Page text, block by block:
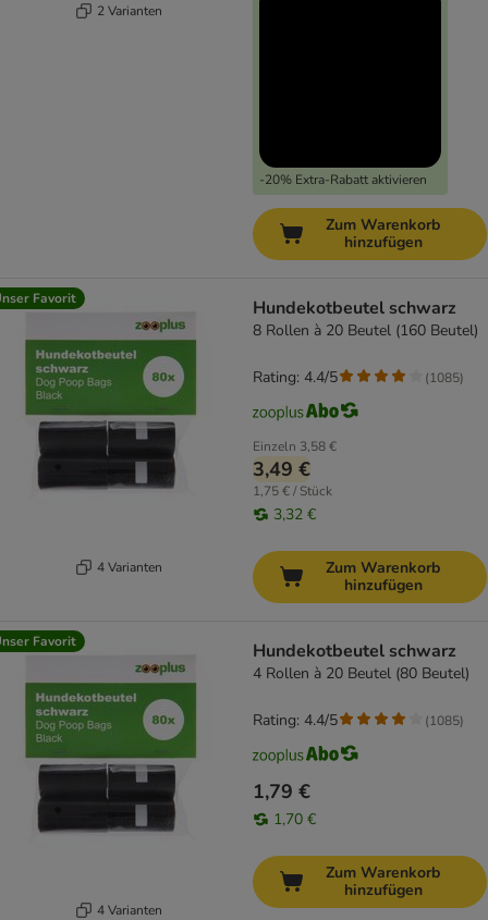
2 Varianten
-20% Extra-Rabatt aktivieren
Zum Warenkorb
hinzufügen
Favorit
4 Varianten
Hundekotbeutel schwarz
8 Rollen à 20 Beutel (160 Beutel)
Einzeln 3,58 €
3,49 €
1,75 € / Stück
3,32 €
Rating: 4.4/5 (1085)
Zum Warenkorb
hinzufügen
Favorit
4 Varianten
Hundekotbeutel schwarz
4 Rollen à 20 Beutel (80 Beutel)
1,79 €
1,70 €
Rating: 4.4/5 (1085)
Zum Warenkorb
hinzufügen